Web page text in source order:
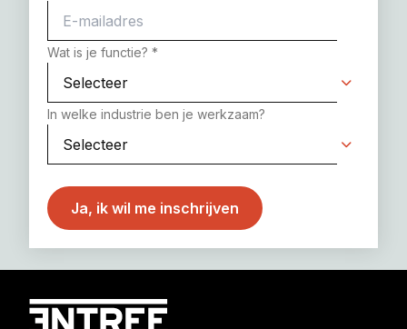
Wat is je functie? *
In welke industrie ben je werkzaam?